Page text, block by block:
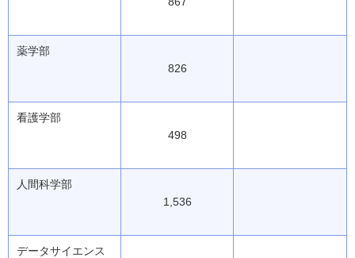
薬学部
826
看護学部
498
人間科学部
1,536
データサイエンス